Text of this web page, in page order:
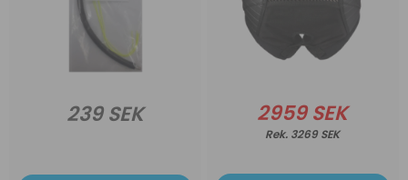
239 SEK 2959 SEK
3269 SEK